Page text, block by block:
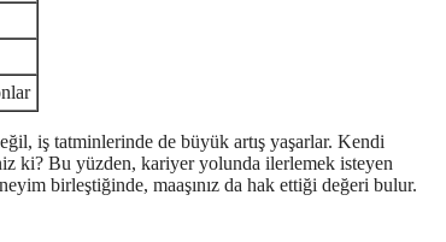
iş tatminlerinde de büyük artış yaşarlar. Kendi
ki? Bu yüzden, kariyer yolunda ilerlemek isteyen
birleştiğinde, maaşınız da hak ettiği değeri bulur.